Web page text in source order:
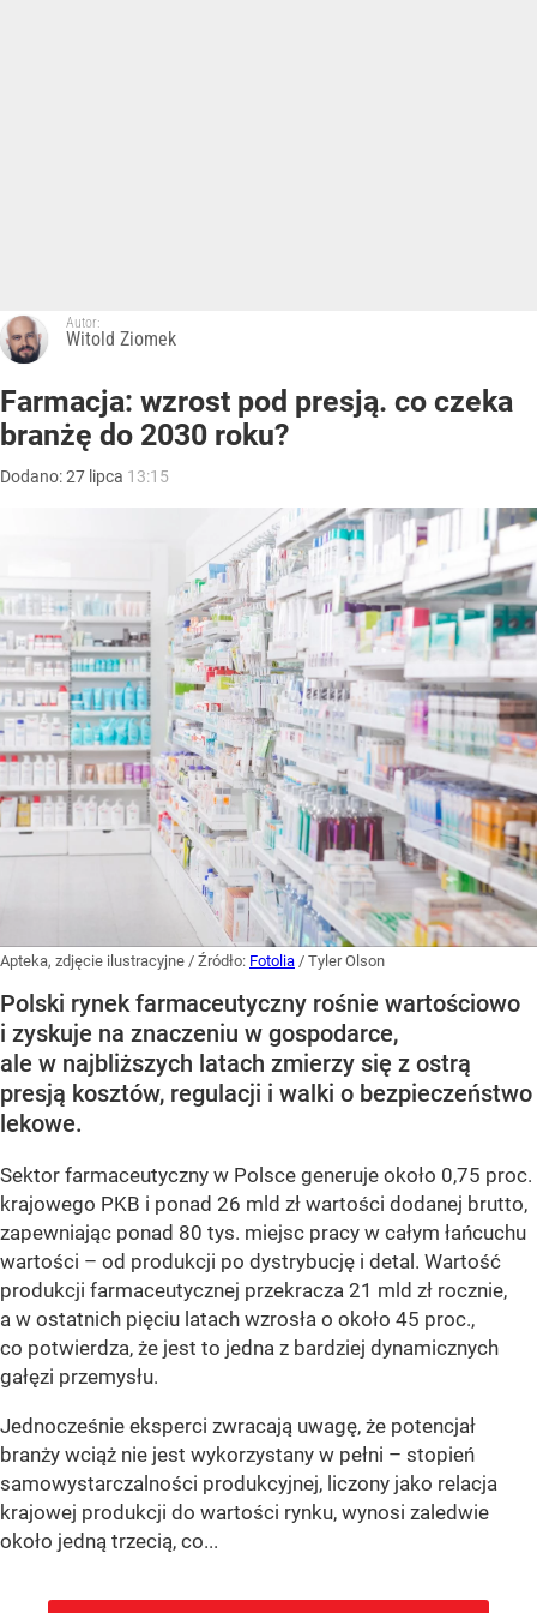
Autor:
Witold Ziomek
Farmacja: wzrost pod presją. co czeka
branżę do 2030 roku?
Dodano:27 lipca 13:15
Apteka, zdjęcie ilustracyjne / Źródło: Fotolia / Tyler Olson
Polski rynek farmaceutyczny rośnie wartościowo
i zyskuje na znaczeniu w gospodarce,
ale w najbliższych latach zmierzy się z ostrą
presją kosztów, regulacji i walki o bezpieczeństwo
lekowe.
Sektor farmaceutyczny w Polsce generuje około 0,75 proc.
krajowego PKB i ponad 26 mld zł wartości dodanej brutto,
zapewniając ponad 80 tys. miejsc pracy w całym łańcuchu
wartości – od produkcji po dystrybucję i detal. Wartość
produkcji farmaceutycznej przekracza 21 mld zł rocznie,
a w ostatnich pięciu latach wzrosła o około 45 proc.,
co potwierdza, że jest to jedna z bardziej dynamicznych
gałęzi przemysłu.
Jednocześnie eksperci zwracają uwagę, że potencjał
branży wciąż nie jest wykorzystany w pełni – stopień
samowystarczalności produkcyjnej, liczony jako relacja
krajowej produkcji do wartości rynku, wynosi zaledwie
około jedną trzecią, co...